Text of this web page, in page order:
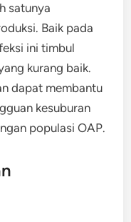
satunya
Baik pada
ini timbul
kurang baik.
dapat membantu
kesuburan
populasi OAP.